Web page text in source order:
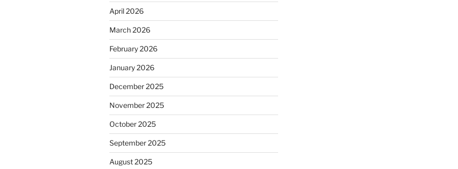
April 2026
March 2026
February 2026
January 2026
December 2025
November 2025
October 2025
September 2025
August 2025